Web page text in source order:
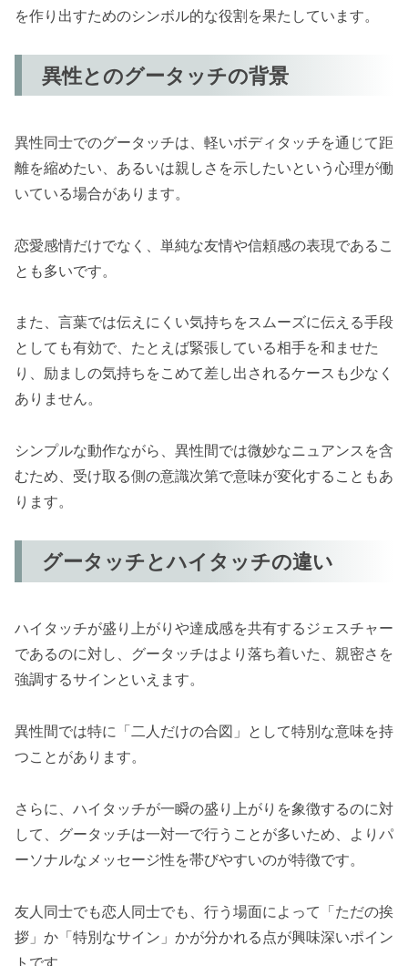
を作り出すためのシンボル的な役割を果たしています。
異性とのグータッチの背景
異性同士でのグータッチは、軽いボディタッチを通じて距
離を縮めたい、あるいは親しさを示したいという心理が働
いている場合があります。
恋愛感情だけでなく、単純な友情や信頼感の表現であるこ
とも多いです。
また、言葉では伝えにくい気持ちをスムーズに伝える手段
としても有効で、たとえば緊張している相手を和ませた
り、励ましの気持ちをこめて差し出されるケースも少なく
ありません。
シンプルな動作ながら、異性間では微妙なニュアンスを含
むため、受け取る側の意識次第で意味が変化することもあ
ります。
グータッチとハイタッチの違い
ハイタッチが盛り上がりや達成感を共有するジェスチャー
であるのに対し、グータッチはより落ち着いた、親密さを
強調するサインといえます。
異性間では特に「二人だけの合図」として特別な意味を持
つことがあります。
さらに、ハイタッチが一瞬の盛り上がりを象徴するのに対
して、グータッチは一対一で行うことが多いため、よりパ
ーソナルなメッセージ性を帯びやすいのが特徴です。
友人同士でも恋人同士でも、行う場面によって「ただの挨
拶」か「特別なサイン」かが分かれる点が興味深いポイン
トです。